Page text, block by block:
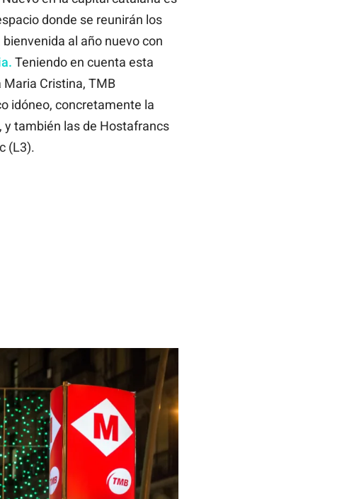
donde se reunirán los
al año nuevo con
Teniendo en cuenta esta
Maria Cristina, TMB
idóneo, concretamente la
y también las de Hostafrancs
(L3).